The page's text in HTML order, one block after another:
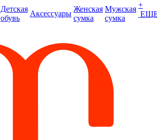
Детская
обувь
Аксессуары
Женская
сумка
Мужская
сумка
+